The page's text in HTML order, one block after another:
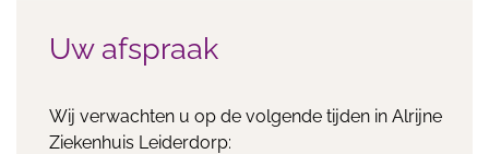
Uw afspraak
Wij verwachten u op de volgende tijden in Alrijne
Ziekenhuis Leiderdorp: